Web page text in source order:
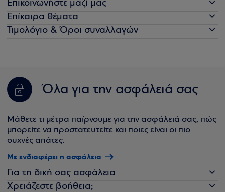
Επικοινωνήστε μαζί μας
Επίκαιρα θέματα
Τιμολόγιο & Όροι συναλλαγών
Όλα για την ασφάλειά σας
Μάθετε τι μέτρα παίρνουμε για την ασφάλειά σας, πώς
μπορείτε να προστατευτείτε και ποιες είναι οι πιο
συχνές απάτες.
Με ενδιαφέρει η ασφάλεια
Για τη δική σας ασφάλεια
Χρειάζεστε βοήθεια;